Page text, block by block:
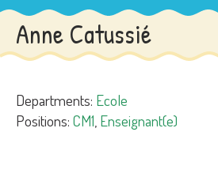
Anne Catussié
Departments: Ecole
Positions: CM1, Enseignant(e)